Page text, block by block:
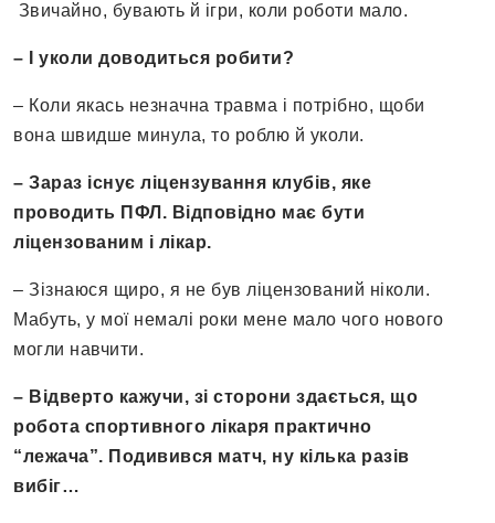
Звичайно, бувають й ігри, коли роботи мало.
– І уколи доводиться робити?
– Коли якась незначна травма і потрібно, щоби
вона швидше минула, то роблю й уколи.
– Зараз існує ліцензування клубів, яке
проводить ПФЛ. Відповідно має бути
ліцензованим і лікар.
– Зізнаюся щиро, я не був ліцензований ніколи.
Мабуть, у мої немалі роки мене мало чого нового
могли навчити.
– Відверто кажучи, зі сторони здається, що
робота спортивного лікаря практично
“лежача”. Подивився матч, ну кілька разів
вибіг…